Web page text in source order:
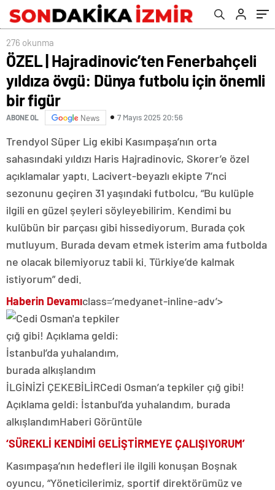
276 okunma
ÖZEL | Hajradinovic’ten Fenerbahçeli
yıldıza övgü: Dünya futbolu için önemli
bir figür
ABONE OL News 7 Mayıs 2025 20:56
Trendyol Süper Lig ekibi Kasımpaşa’nın orta
sahasındaki yıldızı Haris Hajradinovic, Skorer’e özel
açıklamalar yaptı. Lacivert-beyazlı ekipte 7’nci
sezonunu geçiren 31 yaşındaki futbolcu, “Bu kulüple
ilgili en güzel şeyleri söyleyebilirim. Kendimi bu
kulübün bir parçası gibi hissediyorum. Burada çok
mutluyum. Burada devam etmek isterim ama futbolda
ne olacak bilemiyoruz tabii ki. Türkiye’de kalmak
istiyorum” dedi.
Haberin Devamıclass=’medyanet-inline-adv’>
İLGİNİZİ ÇEKEBİLİRCedi Osman’a tepkiler çığ gibi!
Açıklama geldi: İstanbul’da yuhalandım, burada
alkışlandımHaberi Görüntüle
‘SÜREKLİ KENDİMİ GELİŞTİRMEYE ÇALIŞIYORUM’
Kasımpaşa’nın hedefleri ile ilgili konuşan Boşnak
oyuncu, “Yöneticilerimiz, sportif direktörümüz ve